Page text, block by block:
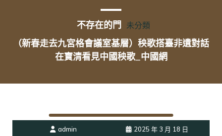
不存在的門 未分類
（新春走去九宮格會議室基層）秧歌搭臺非遺對話
在寶清看見中國秧歌_中國網
admin
2025 年 3 月 18 日